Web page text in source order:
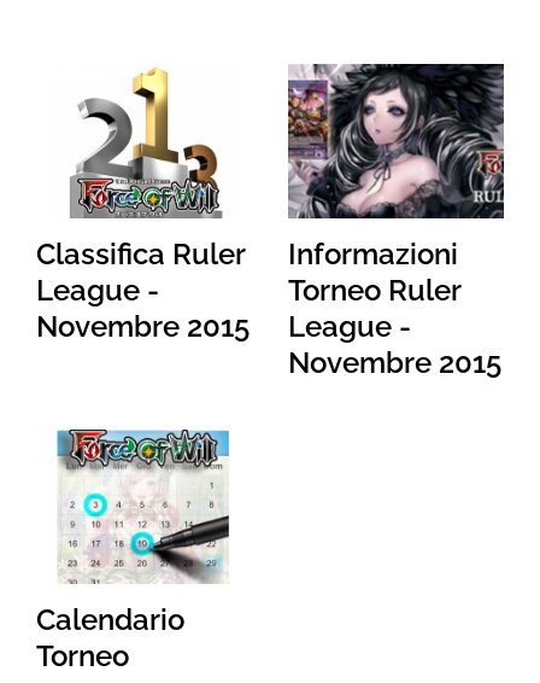
Classifica Ruler
League -
Novembre 2015
Informazioni
Torneo Ruler
League -
Novembre 2015
Calendario
Torneo